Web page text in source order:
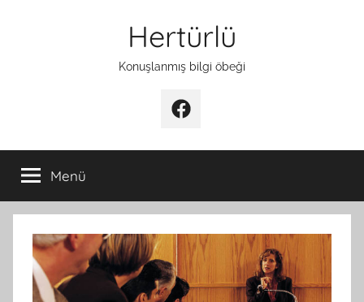
Hertürlü
Konuşlanmış bilgi öbeği
Facebook
Menü